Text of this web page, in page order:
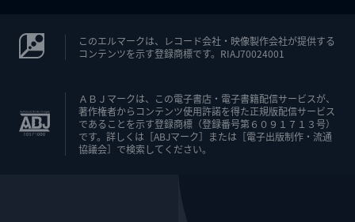
このエルマークは、レコード会社・映像製作会社が提供する
コンテンツを示す登録商標です。RIAJ70024001
ＡＢＪマークは、この電子書店・電子書籍配信サービスが、
著作権者からコンテンツ使用許諾を得た正規版配信サービス
であることを示す登録商標（登録番号第６０９１７１３号）
です。詳しくは［ABJマーク］または［電子出版制作・流通
協議会］で検索してください。